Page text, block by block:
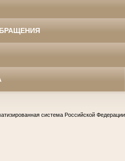
система Российской